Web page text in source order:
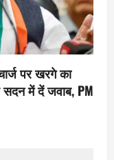
पर खरगे का
में दें जवाब, PM